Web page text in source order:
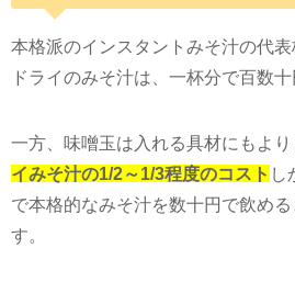
本格派のインスタントみそ汁の代
ドライのみそ汁は、一杯分で百数十
一方、味噌玉は入れる具材にもより
イみそ汁の1/2～1/3程度のコスト し
で本格的なみそ汁を数十円で飲め
す。